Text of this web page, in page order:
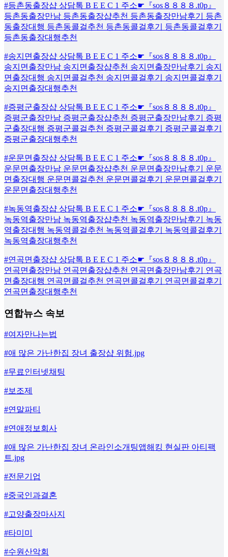
#등촌동출장샵 상담톡 B E E C 1 주소☛『sos８８８８.t0p』
등촌동출장만남 등촌동출장샵추천 등촌동출장만남후기 등촌
동출장대행 등촌동콜걸추천 등촌동콜걸후기 등촌동콜걸후기
등촌동출장대행추천
#송지면출장샵 상담톡 B E E C 1 주소☛『sos８８８８.t0p』
송지면출장만남 송지면출장샵추천 송지면출장만남후기 송지
면출장대행 송지면콜걸추천 송지면콜걸후기 송지면콜걸후기
송지면출장대행추천
#증평군출장샵 상담톡 B E E C 1 주소☛『sos８８８８.t0p』
증평군출장만남 증평군출장샵추천 증평군출장만남후기 증평
군출장대행 증평군콜걸추천 증평군콜걸후기 증평군콜걸후기
증평군출장대행추천
#운문면출장샵 상담톡 B E E C 1 주소☛『sos８８８８.t0p』
운문면출장만남 운문면출장샵추천 운문면출장만남후기 운문
면출장대행 운문면콜걸추천 운문면콜걸후기 운문면콜걸후기
운문면출장대행추천
#녹동역출장샵 상담톡 B E E C 1 주소☛『sos８８８８.t0p』
녹동역출장만남 녹동역출장샵추천 녹동역출장만남후기 녹동
역출장대행 녹동역콜걸추천 녹동역콜걸후기 녹동역콜걸후기
녹동역출장대행추천
#연곡면출장샵 상담톡 B E E C 1 주소☛『sos８８８８.t0p』
연곡면출장만남 연곡면출장샵추천 연곡면출장만남후기 연곡
면출장대행 연곡면콜걸추천 연곡면콜걸후기 연곡면콜걸후기
연곡면출장대행추천
연합뉴스 속보
#여자만나는법
#애 많은 가난한집 장녀 출장샵 위험.jpg
#무료인터넷채팅
#보조제
#연말파티
#연애정보회사
#애 많은 가난한집 장녀 온라인소개팅앱해킹 현실판 아티팩
트.jpg
#전문기업
#중국인과결혼
#고양출장마사지
#타미미
#수원산악회